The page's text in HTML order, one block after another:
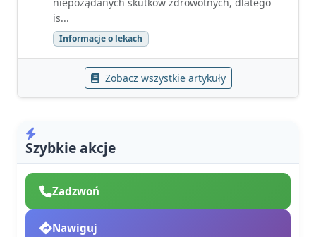
is...
Informacje o lekach
Zobacz wszystkie artykuły
Szybkie akcje
Zadzwoń
Nawiguj